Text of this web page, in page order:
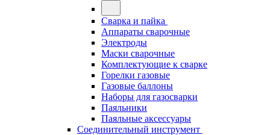
Сварка и пайка
Аппараты сварочные
Электроды
Маски сварочные
Комплектующие к сварке
Горелки газовые
Газовые баллоны
Наборы для газосварки
Паяльники
Паяльные аксессуары
Соединительный инструмент